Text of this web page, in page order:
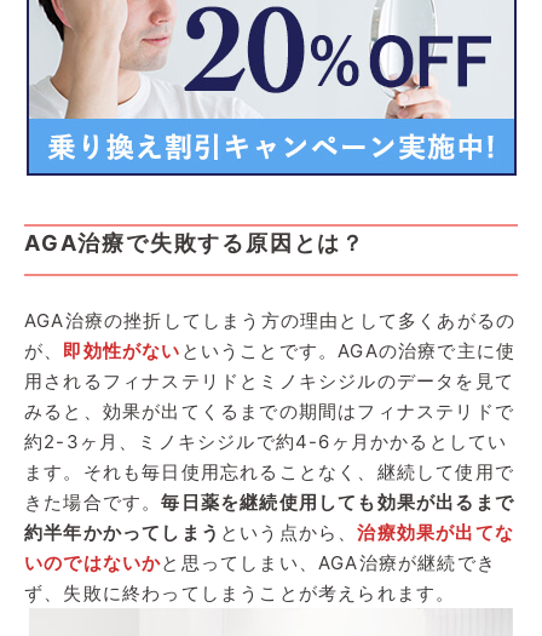
AGA治療で失敗する原因とは？
AGA治療の挫折してしまう方の理由として多くあがるの
が、 即効性がない ということです。AGAの治療で主に使
用されるフィナステリドとミノキシジルのデータを見て
みると、効果が出てくるまでの期間はフィナステリドで
約2-3ヶ月、ミノキシジルで約4-6ヶ月かかるとしてい
ます。それも毎日使用忘れることなく、継続して使用で
きた場合です。毎日薬を継続使用しても効果が出るまで
約半年かかってしまう という点から、治療効果が出てな
いのではないかと思ってしまい、AGA治療が継続でき
ず、失敗に終わってしまうことが考えられます。